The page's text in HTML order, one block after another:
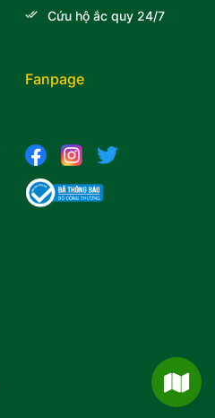
Cứu hộ ắc quy 24/7
Fanpage